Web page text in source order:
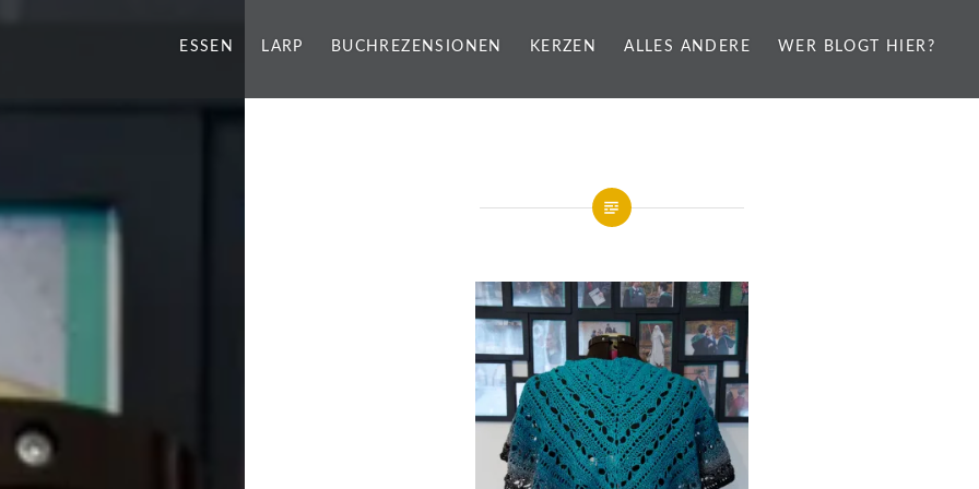
ESSEN LARP BUCHREZENSIONEN KERZEN ALLES ANDERE WER BLOGT HIER?